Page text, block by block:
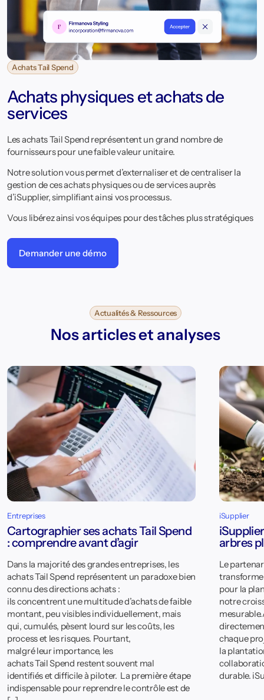
Achats Tail Spend
Achats physiques et achats de
services
Les achats Tail Spend représentent un grand nombre de
fournisseurs pour une faible valeur unitaire.
Notre solution vous permet d’externaliser et de centraliser la
gestion de ces achats physiques ou de services auprès
d’iSupplier, simplifiant ainsi vos processus.
Vous libérez ainsi vos équipes pour des tâches plus stratégiques
Demander une démo
Actualités & Ressources
Nos articles et analyses
Entreprises
Cartographier ses achats Tail Spend
: comprendre avant d’agir
Dans la majorité des grandes entreprises, les
achats Tail Spend représentent un paradoxe bien
connu des directions achats :
ils concentrent une multitude d’achats de faible
montant, peu visibles individuellement, mais
qui, cumulés, pèsent lourd sur les coûts, les
process et les risques. Pourtant,
malgré leur importance, les
achats Tail Spend restent souvent mal
identifiés et difficile à piloter. La première étape
indispensable pour reprendre le contrôle est de
iSupplier
arbres
Le
pour la
notre
chaque
la
durable.